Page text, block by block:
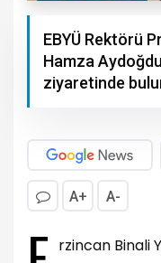
EBYÜ Rektörü
Hamza
ziyaretinde
A+ A-
rzincan Binali